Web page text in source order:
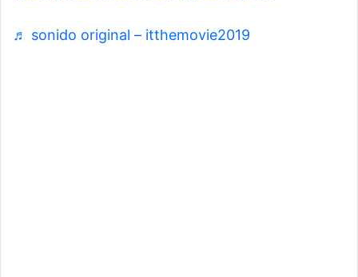
♬ sonido original – itthemovie2019